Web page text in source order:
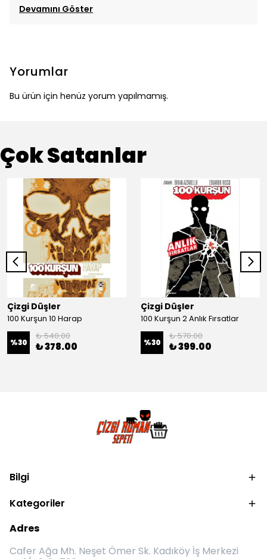
Devamını Göster
Yorumlar
Bu ürün için henüz yorum yapılmamış.
Çok Satanlar
Çizgi Düşler
100 Kurşun 10 Harap
%30
₺ 540.00
₺ 378.00
Çizgi Düşler
100 Kurşun 2 Anlık Fırsatlar
%30
₺ 570.00
₺ 399.00
Bilgi
Kategoriler
Adres
Cafer Ağa Mh. Neşet Ömer Sk. Kadıköy İş Merkezi